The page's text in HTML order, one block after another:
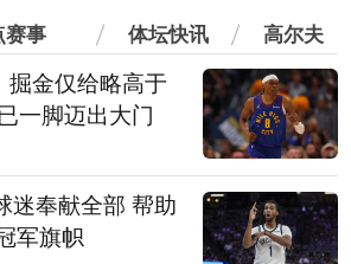
赛事 体坛快讯 高尔夫
金仅给略高于
一脚迈出大门
迷奉献全部 帮助
军旗帜